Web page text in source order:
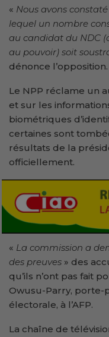
« Nous avons
lequel un nombre
au candidat du NDC
au pouvoir) soit
dénonce l’opposition.
Le NPP réclame un
et sur les
biométriques
certaines sont
résultats de la
officiellement.
« La commission a
des preuves » des
qu’ils n’ont pas fait
Owusu-Parry, porte-
électorale, à l’AFP.
La chaîne de